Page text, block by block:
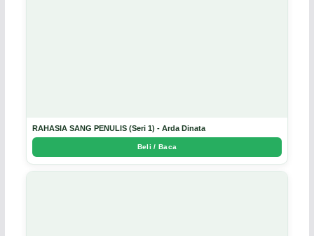
RAHASIA SANG PENULIS (Seri 1) - Arda Dinata
Beli / Baca